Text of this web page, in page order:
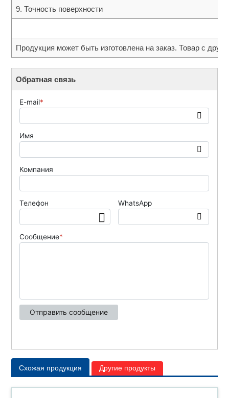
9. Точность поверхности
Продукция может быть изготовлена на заказ. Товар с
Обратная связь
Схожая продукция Другие продукты